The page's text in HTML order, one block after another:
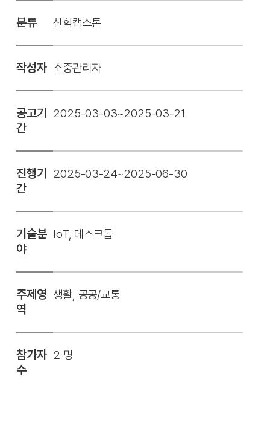
분류 산학캡스톤
작성자 소중관리자
공고기
간
2025-03-03~2025-03-21
진행기
간
2025-03-24~2025-06-30
기술분
야
IoT, 데스크톱
주제영
역
생활, 공공/교통
참가자
수
2 명